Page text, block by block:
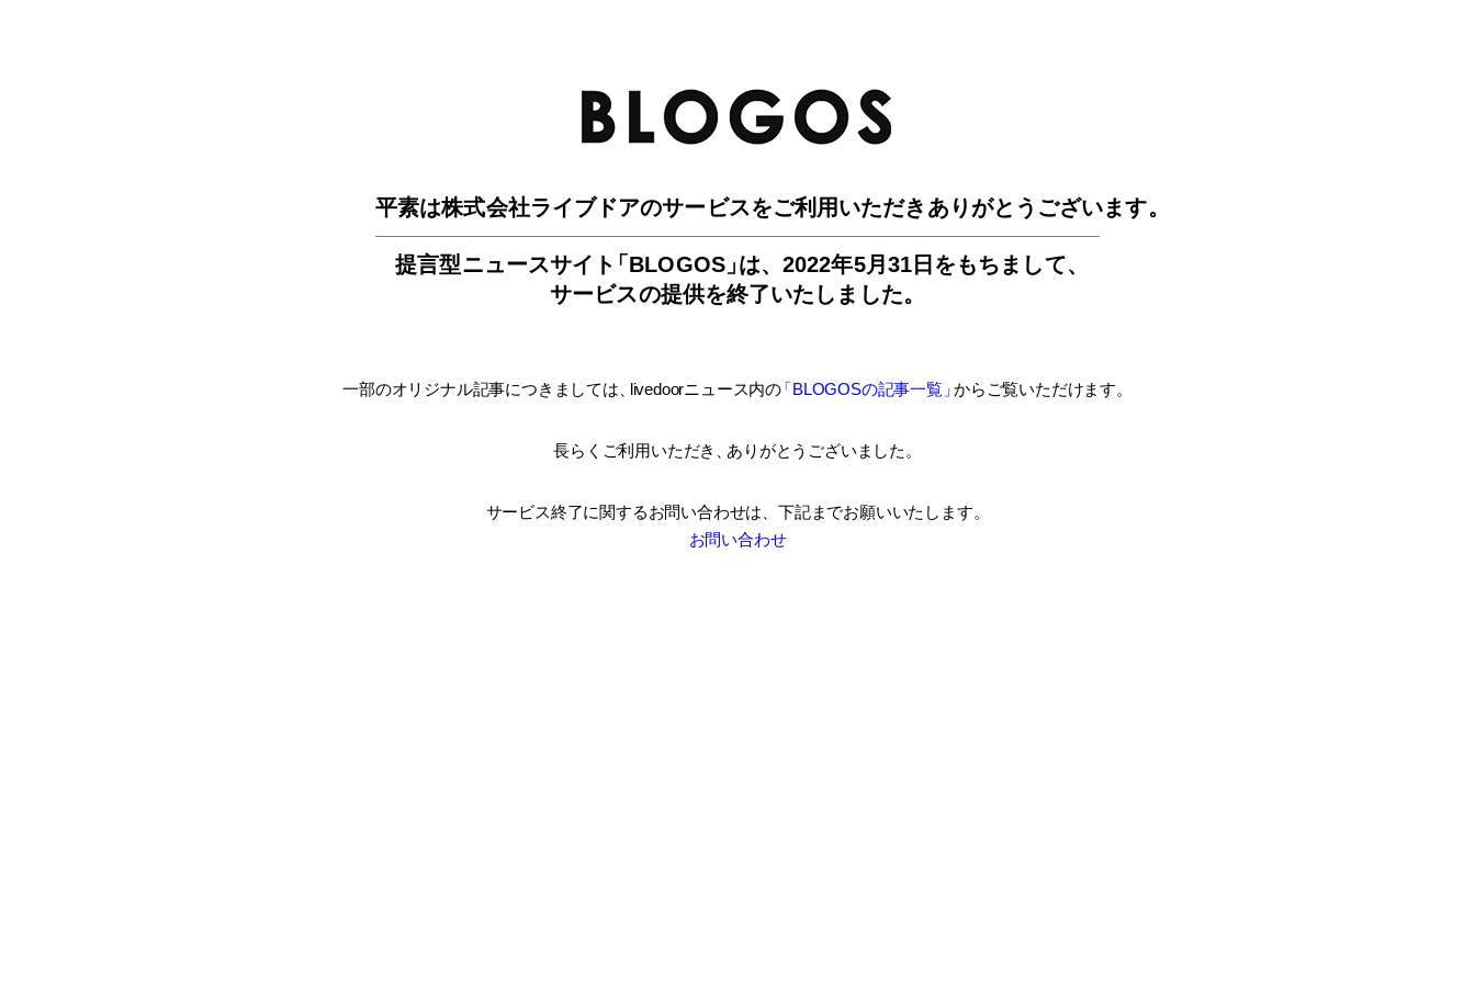
平素は株式会社ライブドアのサービスをご利用いただきありがとうございます。
提言型ニュースサイ ト「BLOGOS」は、2022年5月31日をもちまして、
サービスの提供を終了いたしました。
一部のオリジナル記事につきましては livedoorニュース内の「BLOGOSの記事一覧」 からご覧いただけます。
長らくご利用いただき ありがとうございました。
サービス終了に関するお問い合わせは、 下記までお願いいたします。
お問い合わせ